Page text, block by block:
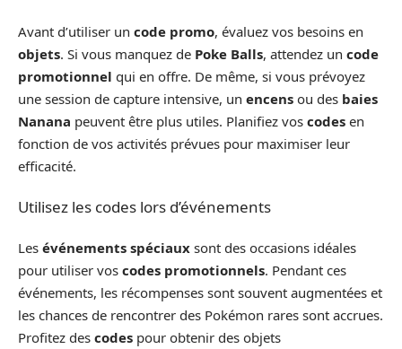
Avant d’utiliser un code promo, évaluez vos besoins en
objets. Si vous manquez de Poke Balls, attendez un code
promotionnel qui en offre. De même, si vous prévoyez
une session de capture intensive, un encens ou des baies
Nanana peuvent être plus utiles. Planifiez vos codes en
fonction de vos activités prévues pour maximiser leur
efficacité.
Utilisez les codes lors d’événements
Les événements spéciaux sont des occasions idéales
pour utiliser vos codes promotionnels. Pendant ces
événements, les récompenses sont souvent augmentées et
les chances de rencontrer des Pokémon rares sont accrues.
Profitez des codes pour obtenir des objets